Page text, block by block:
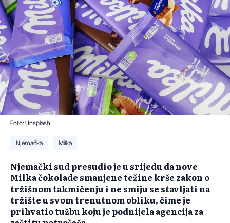
Foto: Unsplash
Njemačka Milka
Njemački sud presudio je u srijedu da nove
Milka čokolade smanjene težine krše zakon o
tržišnom takmičenju i ne smiju se stavljati na
tržište u svom trenutnom obliku, čime je
prihvatio tužbu koju je podnijela agencija za